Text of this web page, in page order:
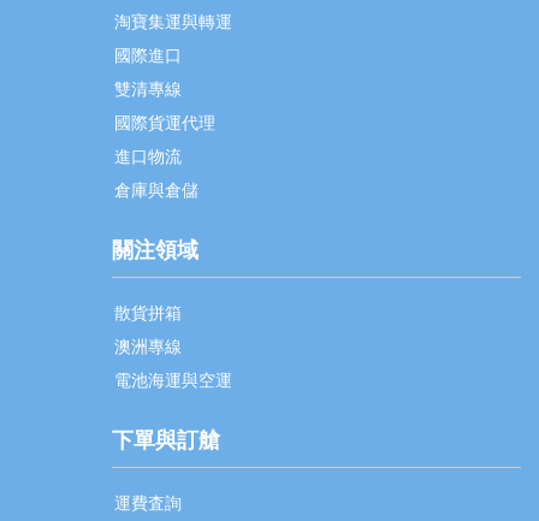
淘寶集運與轉運
國際進口
雙清專線
國際貨運代理
進口物流
倉庫與倉儲
關注領域
散貨拼箱
澳洲專線
電池海運與空運
下單與訂艙
運費査詢